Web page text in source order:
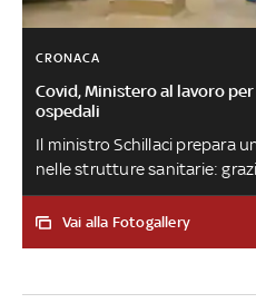
CRONACA
Covid, Ministero al lavoro
ospedali
Il ministro Schillaci prepara
nelle strutture sanitarie:
pandemia non sono più
come ad esempio le visite
probabile che molti reparti
Vai alla Fotogallery